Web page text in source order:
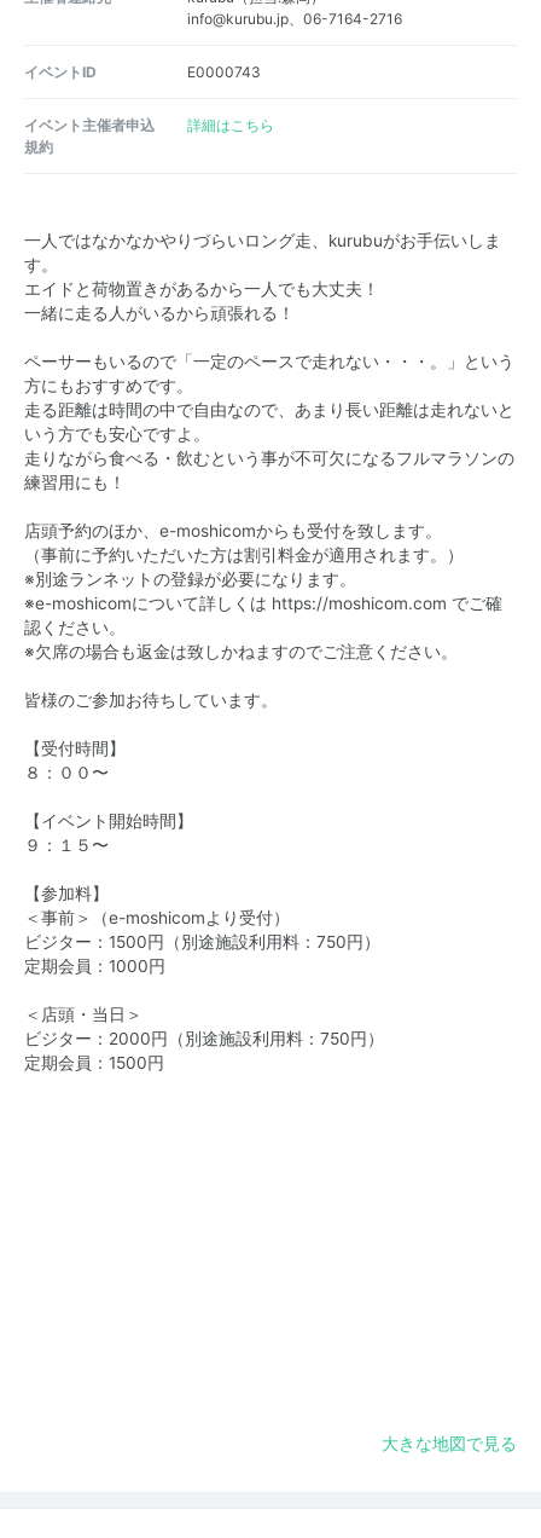
info@kurubu.jp、06-7164-2716
イベントID E0000743
イベント主催者申込
規約
詳細はこちら
一人ではなかなかやりづらいロング走、kurubuがお手伝いしま
す。
エイドと荷物置きがあるから一人でも大丈夫！
一緒に走る人がいるから頑張れる！
ペーサーもいるので「一定のペースで走れない・・・。」という
方にもおすすめです。
走る距離は時間の中で自由なので、あまり長い距離は走れないと
いう方でも安心ですよ。
走りながら食べる・飲むという事が不可欠になるフルマラソンの
練習用にも！
店頭予約のほか、e-moshicomからも受付を致します。
（事前に予約いただいた方は割引料金が適用されます。）
※別途ランネットの登録が必要になります。
※e-moshicomについて詳しくは https://moshicom.com でご確
認ください。
※欠席の場合も返金は致しかねますのでご注意ください。
皆様のご参加お待ちしています。
【受付時間】
８：００〜
【イベント開始時間】
９：１５〜
【参加料】
＜事前＞（e-moshicomより受付）
ビジター：1500円（別途施設利用料：750円）
定期会員：1000円
＜店頭・当日＞
ビジター：2000円（別途施設利用料：750円）
定期会員：1500円
大きな地図で見る